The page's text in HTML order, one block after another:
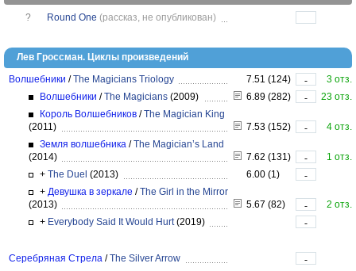
? Round One (рассказ, не опубликован)
Лев Гроссман. Циклы произведений
Волшебники /The Magicians Triology 7.51 (124) -
3 отз.
Волшебники /The Magicians (2009) 6.89 (282) -
23 отз.
Король Волшебников /The Magician King
(2011)
7.53 (152) -
4 отз.
Земля волшебника /The Magician’s Land
(2014)
7.62 (131) -
1 отз.
+ The Duel (2013) 6.00 (1)
-
+ Девушка в зеркале /The Girl in the Mirror
(2013)
5.67 (82) -
2 отз.
+ Everybody Said It Would Hurt(2019) -
Серебряная Стрела /The Silver Arrow
-